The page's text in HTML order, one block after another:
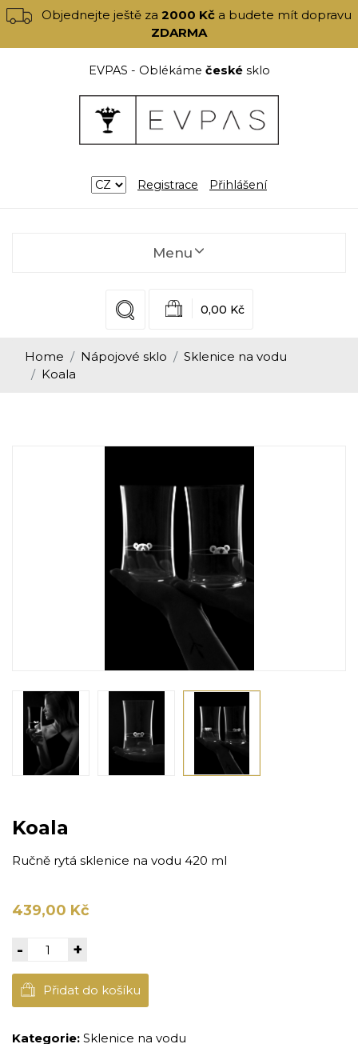
Objednejte ještě za2000 Kč a budete mít dopravu
ZDARMA
EVPAS - Oblékáme českésklo
Registrace Přihlášení
Menu
0,00 Kč
Home Nápojové sklo
Sklenice na vodu
Koala
Koala
Ručně rytá sklenice na vodu 420 ml
439,00 Kč
- +
Přidat do košíku
Kategorie: Sklenice na vodu